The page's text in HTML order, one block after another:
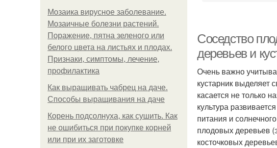
Мозаика вирусное заболевание.
Мозаичные болезни растений.
Поражение, пятна зеленого или
белого цвета на листьях и плодах.
Признаки, симптомы, лечение,
профилактика
Как выращивать чабрец на даче.
Способы выращивания на даче
Корень подсолнуха, как сушить. Как
не ошибиться при покупке корней
или при их заготовке
Соседство
деревьев и
Очень важно
кустарник выделяет
касается не только
культура
питания и
плодовых деревьев
косточковых